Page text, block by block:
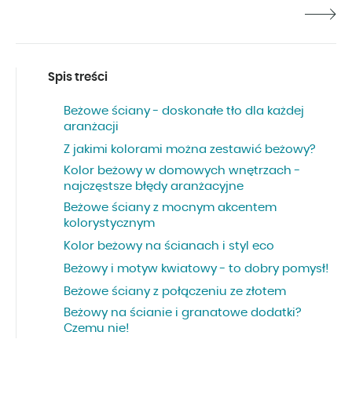
Spis treści
Beżowe ściany - doskonałe tło dla każdej
aranżacji
Z jakimi kolorami można zestawić beżowy?
Kolor beżowy w domowych wnętrzach -
najczęstsze błędy aranżacyjne
Beżowe ściany z mocnym akcentem
kolorystycznym
Kolor beżowy na ścianach i styl eco
Beżowy i motyw kwiatowy - to dobry pomysł!
Beżowe ściany z połączeniu ze złotem
Beżowy na ścianie i granatowe dodatki?
Czemu nie!